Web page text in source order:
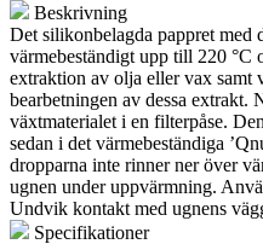
(5m
rulle)
mängd
Beskrivning
Det silikonbelagda pappret med
värmebeständigt upp till 220 °C
extraktion av olja eller vax samt
bearbetningen av dessa extrakt.
växtmaterialet i en filterpåse.
sedan i det värmebeständiga
dropparna inte rinner ner över
ugnen under uppvärmning.
Undvik kontakt med ugnens
Specifikationer